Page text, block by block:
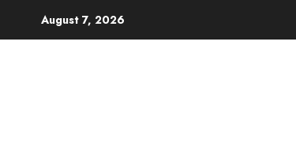
August 7, 2026